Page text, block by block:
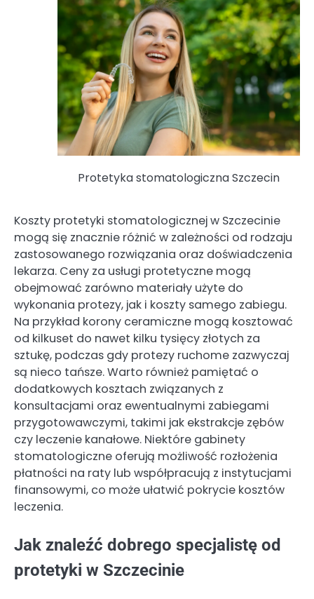
Protetyka stomatologiczna Szczecin
Koszty protetyki stomatologicznej w Szczecinie
mogą się znacznie różnić w zależności od rodzaju
zastosowanego rozwiązania oraz doświadczenia
lekarza. Ceny za usługi protetyczne mogą
obejmować zarówno materiały użyte do
wykonania protezy, jak i koszty samego zabiegu.
Na przykład korony ceramiczne mogą kosztować
od kilkuset do nawet kilku tysięcy złotych za
sztukę, podczas gdy protezy ruchome zazwyczaj
są nieco tańsze. Warto również pamiętać o
dodatkowych kosztach związanych z
konsultacjami oraz ewentualnymi zabiegami
przygotowawczymi, takimi jak ekstrakcje zębów
czy leczenie kanałowe. Niektóre gabinety
stomatologiczne oferują możliwość rozłożenia
płatności na raty lub współpracują z instytucjami
finansowymi, co może ułatwić pokrycie kosztów
leczenia.
Jak znaleźć dobrego specjalistę od
protetyki w Szczecinie